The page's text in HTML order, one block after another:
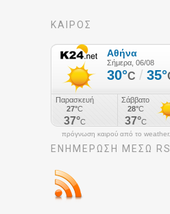
ΚΑΙΡΟΣ
πρόγνωση καιρού από το
ΕΝΗΜΈΡΩΣΉ ΜΕΣΩ